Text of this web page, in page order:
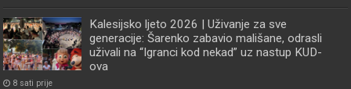
Kalesijsko ljeto 2026 | Uživanje za sve
generacije: Šarenko zabavio mališane, odrasli
uživali na “Igranci kod nekad” uz nastup KUD-
ova
8 sati prije